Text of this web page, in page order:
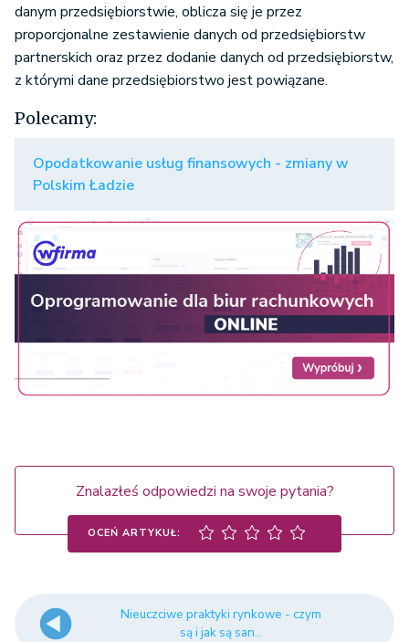
danym przedsiębiorstwie, oblicza się je przez
proporcjonalne zestawienie danych od przedsiębiorstw
partnerskich oraz przez dodanie danych od przedsiębiorstw,
z którymi dane przedsiębiorstwo jest powiązane.
Polecamy:
Opodatkowanie usług finansowych - zmiany w
Polskim Ładzie
Znalazłeś odpowiedzi na swoje pytania?
OCEŃ ARTYKUŁ:
Nieuczciwe praktyki rynkowe - czym
są i jak są san...